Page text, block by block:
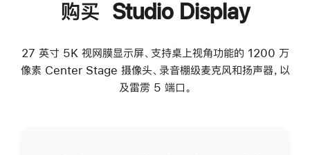
购买 Studio Display
27 英寸 5K 视网膜显示屏、支持桌上视角功能的 1200 万
像素 Center Stage 摄像头、录音棚级麦克风和扬声器，以
及雷雳 5 端口。